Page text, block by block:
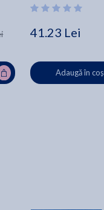
hearts.
41.23 Lei
Adaugă în coș